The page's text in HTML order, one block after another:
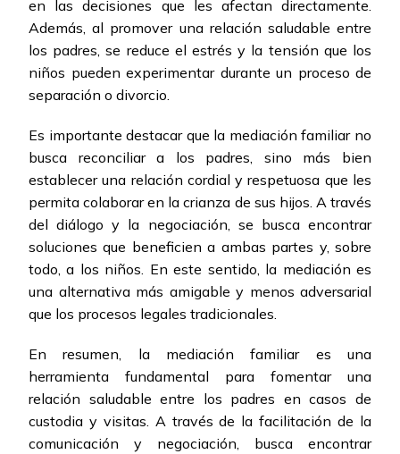
en las decisiones que les afectan directamente.
Además, al promover una relación saludable entre
los padres, se reduce el estrés y la tensión que los
niños pueden experimentar durante un proceso de
separación o divorcio.
Es importante destacar que la mediación familiar no
busca reconciliar a los padres, sino más bien
establecer una relación cordial y respetuosa que les
permita colaborar en la crianza de sus hijos. A través
del diálogo y la negociación, se busca encontrar
soluciones que beneficien a ambas partes y, sobre
todo, a los niños. En este sentido, la mediación es
una alternativa más amigable y menos adversarial
que los procesos legales tradicionales.
En resumen, la mediación familiar es una
herramienta fundamental para fomentar una
relación saludable entre los padres en casos de
custodia y visitas. A través de la facilitación de la
comunicación y negociación, busca encontrar